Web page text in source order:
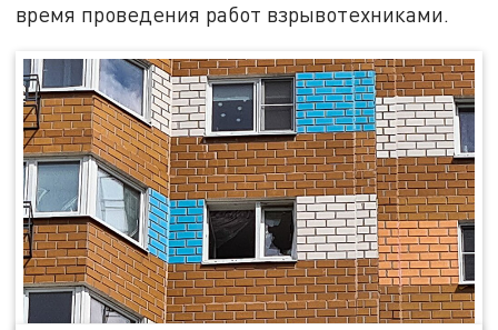
время проведения работ взрывотехниками.